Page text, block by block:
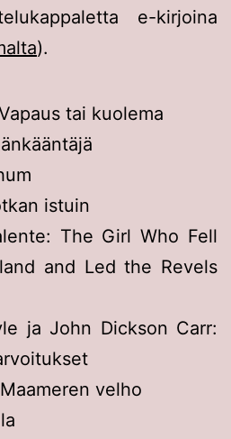
e-kirjoina
).
tai kuolema
istuin
The Girl Who Fell
and Led the Revels
ja John Dickson Carr:
velho